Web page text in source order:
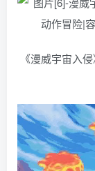
《漫威宇宙入